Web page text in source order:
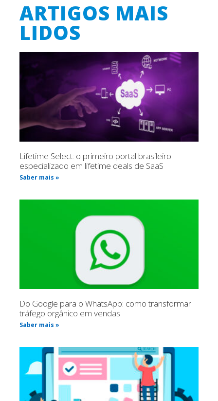
ARTIGOS MAIS
LIDOS
Lifetime Select: o primeiro portal brasileiro
especializado em lifetime deals de SaaS
Saber mais »
Do Google para o WhatsApp: como transformar
tráfego orgânico em vendas
Saber mais »